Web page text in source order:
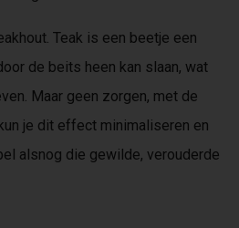
Teak is een beetje een
de beits heen kan slaan, wat
Maar geen zorgen, met de
je dit effect minimaliseren en
alsnog die gewilde, verouderde